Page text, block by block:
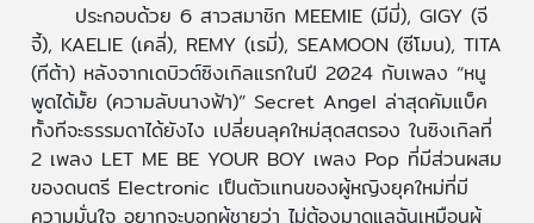
ประกอบด้วย 6 สาวสมาชิก MEEMIE (มีมี่), GIGY (จี
จี้), KAELIE (เคลี่), REMY (เรมี่), SEAMOON (ซีโมน), TITA
(ทีต้า) หลังจากเดบิวต์ซิงเกิลแรกในปี 2024 กับเพลง “หนู
พูดได้มั้ย (ความลับนางฟ้า)” Secret Angel ล่าสุดคัมแบ็ค
ทั้งทีจะธรรมดาได้ยังไง เปลี่ยนลุคใหม่สุดสตรอง ในซิงเกิลที่
2 เพลง LET ME BE YOUR BOY เพลง Pop ที่มีส่วนผสม
ของดนตรี Electronic เป็นตัวแทนของผู้หญิงยุคใหม่ที่มี
ความมั่นใจ อยากจะบอกผู้ชายว่า ไม่ต้องมาดูแลฉันเหมือนผู้